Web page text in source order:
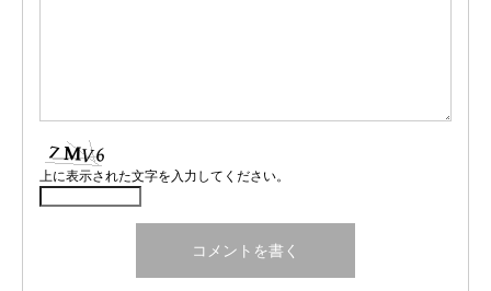
上に表示された文字を入力してください。